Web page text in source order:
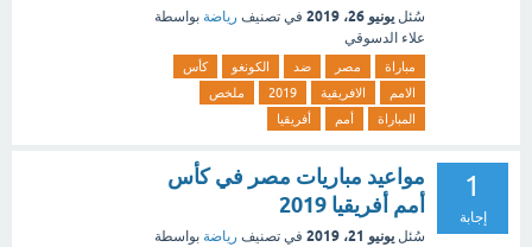
سُئل يونيو 26، 2019 في تصنيف رياضة بواسطة
علاء الدسوقي
مباراة مصر ضد الكونغو
كأس
الامم
الافريقية 2019
ملخص
المباراة
أمم أفريقيا
1
إجابة
مواعيد مباريات مصر في كأس
أمم أفريقيا 2019
سُئل يونيو 21، 2019 في تصنيف رياضة بواسطة